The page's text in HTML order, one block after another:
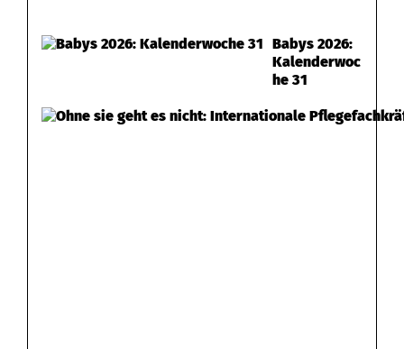
Babys 2026:
Kalenderwoc
he 31